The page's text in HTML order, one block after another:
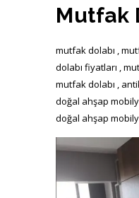
Mutfak
mutfak dolabı ,
dolabı fiyatları ,
mutfak dolabı ,
doğal ahşap
doğal ahşap